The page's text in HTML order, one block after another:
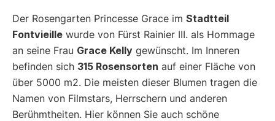
Manu
Der Rosengarten Princesse Grace im Stadtteil
Fontvieille wurde von Fürst Rainier III. als Hommage
an seine Frau Grace Kelly gewünscht. Im Inneren
befinden sich 315 Rosensorten auf einer Fläche von
über 5000 m2. Die meisten dieser Blumen tragen die
Namen von Filmstars, Herrschern und anderen
Berühmtheiten. Hier können Sie auch schöne